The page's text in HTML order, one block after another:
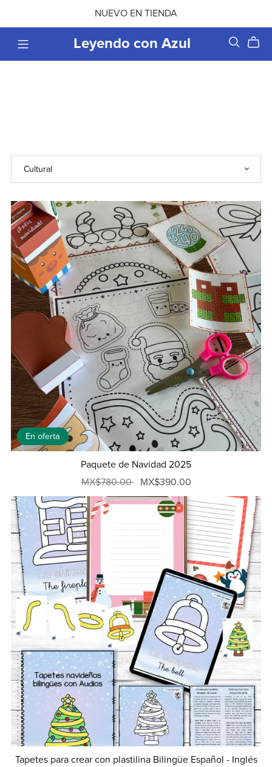
NUEVO EN TIENDA
Leyendo con Azul
En oferta
Paquete de Navidad 2025
MX$780.00 MX$390.00
Tapetes para crear con plastilina Bilingüe Español - Inglés